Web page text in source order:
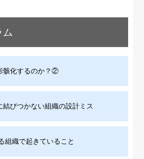
ム
骸化するのか？②
結びつかない組織の設計ミス
組織で起きていること